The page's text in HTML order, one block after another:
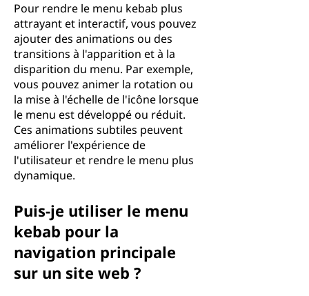
Pour rendre le menu kebab plus
attrayant et interactif, vous pouvez
ajouter des animations ou des
transitions à l'apparition et à la
disparition du menu. Par exemple,
vous pouvez animer la rotation ou
la mise à l'échelle de l'icône lorsque
le menu est développé ou réduit.
Ces animations subtiles peuvent
améliorer l'expérience de
l'utilisateur et rendre le menu plus
dynamique.
Puis-je utiliser le menu
kebab pour la
navigation principale
sur un site web ?